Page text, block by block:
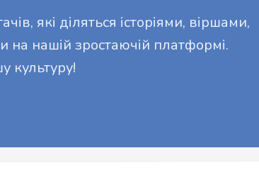
які діляться історіями, віршами,
на нашій зростаючій платформі.
культуру!